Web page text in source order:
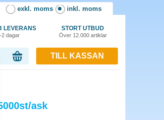
exkl. moms inkl. moms
LEVERANS
2 dagar
STORT UTBUD
Över 12.000 artiklar
TILL KASSAN
ask